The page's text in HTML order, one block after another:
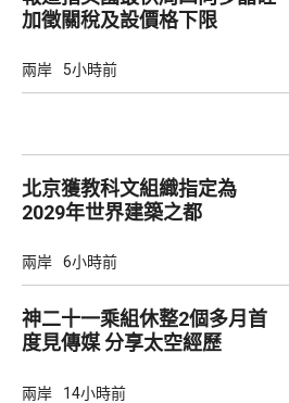
加徵關稅及設價格下限
兩岸 5小時前
北京獲教科文組織指定為
2029年世界建築之都
兩岸 6小時前
神二十一乘組休整2個多月首
度見傳媒 分享太空經歷
兩岸 14小時前